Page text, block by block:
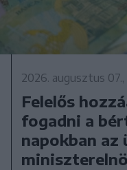
2026. augusztus
Felelős
fogadni a
napokban az